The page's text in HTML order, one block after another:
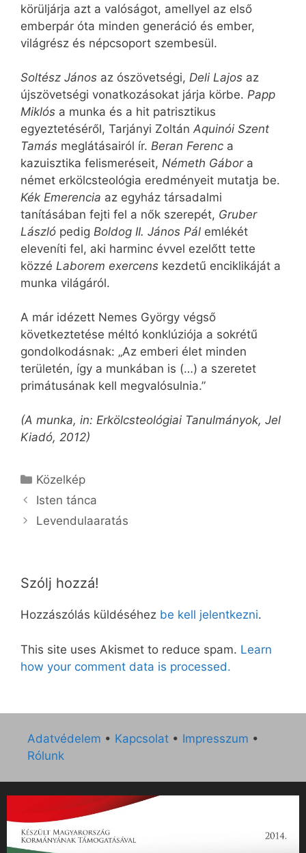
körüljárja azt a valóságot, amellyel az első
emberpár óta minden generáció és ember,
világrész és népcsoport szembesül.
Soltész János az ószövetségi, Deli Lajos az
újszövetségi vonatkozásokat járja körbe. Papp
Miklós a munka és a hit patrisztikus
egyeztetéséről, Tarjányi Zoltán Aquinói Szent
Tamás meglátásairól ír. Beran Ferenc a
kazuisztika felismeréseit, Németh Gábor a
német erkölcsteológia eredményeit mutatja be.
Kék Emerencia az egyház társadalmi
tanításában fejti fel a nők szerepét, Gruber
László pedig Boldog II. János Pál emlékét
eleveníti fel, aki harminc évvel ezelőtt tette
közzé Laborem exercens kezdetű enciklikáját a
munka világáról.
A már idézett Nemes György végső
következtetése méltó konklúziója a sokrétű
gondolkodásnak: „Az emberi élet minden
területén, így a munkában is (…) a szeretet
primátusának kell megvalósulnia.”
(A munka, in: Erkölcsteológiai Tanulmányok, Jel
Kiadó, 2012)
Kategória
Közelkép
Isten tánca
Levendulaaratás
Szólj hozzá!
Hozzászólás küldéséhez be kell jelentkezni.
This site uses Akismet to reduce spam. Learn
how your comment data is processed.
Adatvédelem • Kapcsolat • Impresszum •
Rólunk